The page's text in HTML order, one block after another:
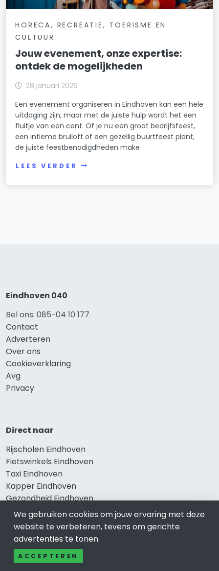
HORECA, RECREATIE, TOERISME EN
CULTUUR
Jouw evenement, onze expertise:
ontdek de mogelijkheden
28 januari 2026
Een evenement organiseren in Eindhoven kan een hele
uitdaging zijn, maar met de juiste hulp wordt het een
fluitje van een cent. Of je nu een groot bedrijfsfeest,
een intieme bruiloft of een gezellig buurtfeest plant,
de juiste feestbenodigdheden make
LEES VERDER
Eindhoven 040
Bel ons: 085-04 10 177
Contact
Adverteren
Over ons
Cookieverklaring
Avg
Privacy
Direct naar
Rijscholen Eindhoven
Fietswinkels Eindhoven
Taxi Eindhoven
Kapper Eindhoven
Gezondheid Eindhoven
Afvallen Eindhoven
Gezond eten Eindhoven
Bekend in Eindhoven
We gebruiken cookies om jouw ervaring met deze
website te verbeteren, tevens om gerichte
advertenties te tonen.
ACCEPTEREN